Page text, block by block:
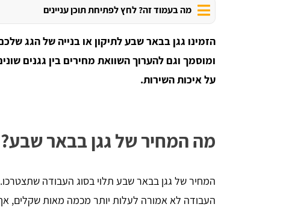
מה בעמוד זה? לחץ לפתיחת תוכן עניינים
הזמינו גגן בבאר שבע לתיקון או בנייה של הגג
ומוסמך וגם להערוך השוואת מחירים בין גגנים
על איכות השירות.
מה המחיר של גגן בבאר שבע?
המחיר של גגן בבאר שבע תלוי בסוג העבודה
העבודה לא אמורה לעלות יותר מכמה מאות שקלים,